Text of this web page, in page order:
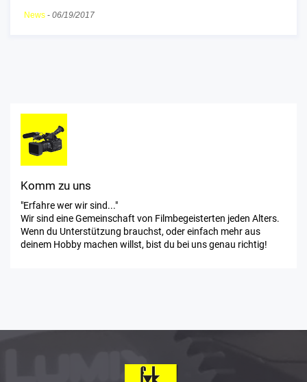
News - 06/19/2017
Komm zu uns
"Erfahre wer wir sind..."
Wir sind eine Gemeinschaft von Filmbegeisterten jeden Alters.
Wenn du Unterstützung brauchst, oder einfach mehr aus
deinem Hobby machen willst, bist du bei uns genau richtig!